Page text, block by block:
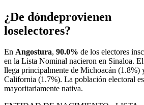
¿De dóndeprovienen
loselectores?
En Angostura, 90.0% de los electores
en la Lista Nominal nacieron en Sinaloa.
llega principalmente de Michoacán (1.8%)
California (1.7%). La población electoral es
mayoritariamente nativa.